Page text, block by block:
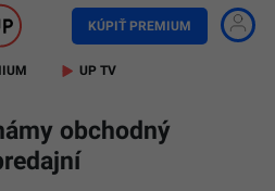
KÚPIŤ PREMIUM
UP TV
obchodný